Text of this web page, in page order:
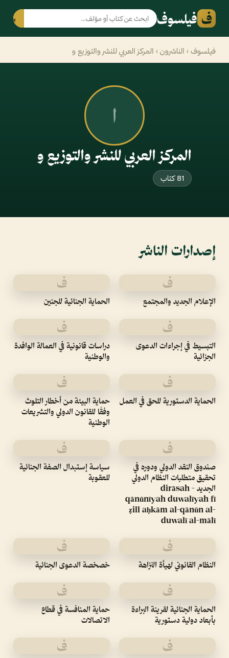
ف فيلسوف بحث
فيلسوف › الناشرون › المركز العربي للنشر والتوزيع و
ا
المركز العربي للنشر والتوزيع و
81 كتاب
إصدارات الناشر
ف
الإعلام الجديد والمجتمع
ف
الحماية الجنائية للجنين
ف
التبسيط في إجراءات الدعوى
الجزائية
ف
دراسات قانونية في العمالة الوافدة
والوطنية
ف
الحماية الدستورية للحق في العمل
ف
حماية البيئة من أخطار التلوث
وفقًا للقانون الدولي والتشريعات
الوطنية
ف
صندوق النقد الدولي ودوره في
تحقيق متطلبات النظام الدولي
الجديد - dirāsah
qānūnīyah duwalīyah fī
ẓill aḥkām al-qānūn al-
duwalī al-mālī
ف
سياسة إستبدال الصفة الجنائية
للعقوبة
ف
النظام القانوني لهيأة النزاهة
ف
خصخصة الدعوى الجنائية
ف
الحماية الجنائية لقرينة البراءة
بأبعاد دولية دستورية
ف
حماية المنافسة في قطاع
الاتصالات
ف ف